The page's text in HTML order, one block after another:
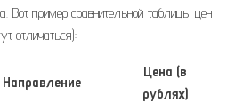
Вот пример сравнительной таблицы цен
отличаться):
Направление
Цена (в
рублях)